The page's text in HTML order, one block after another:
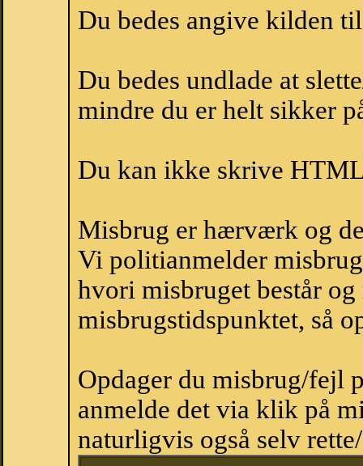
Du bedes angive kilden
Du bedes undlade at
mindre du er helt sikker
Du kan ikke skrive
Misbrug er hærværk og
Vi politianmelder
hvori misbruget består
misbrugstidspunktet, så
Opdager du misbrug/fejl
anmelde det via klik på
naturligvis også selv